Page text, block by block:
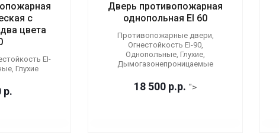
с
цвета
EI-
Глухие
р.
Дверь противопожарная
однопольная EI 60
Противопожарные двери,
Огнестойкость EI-90,
Однопольные, Глухие,
Дымогазонепроницаемые
18 500 р.р. ">